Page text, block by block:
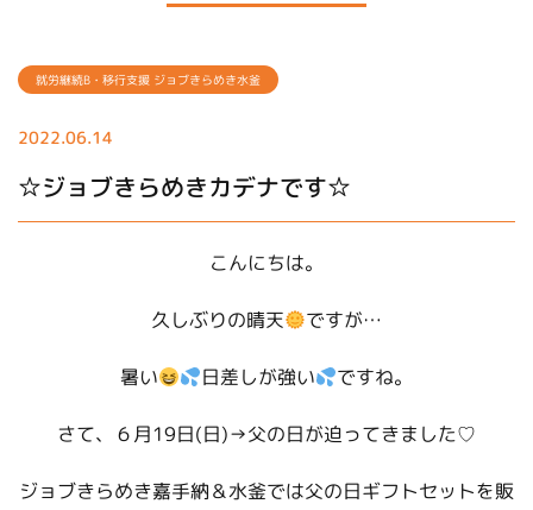
就労継続B・移行支援 ジョブきらめき水釜
2022.06.14
☆ジョブきらめきカデナです☆
こんにちは。
久しぶりの晴天 ですが…
暑い 日差しが強い ですね。
さて、６月19日(日)→父の日が迫ってきました♡
ジョブきらめき嘉手納＆水釜では父の日ギフトセットを販